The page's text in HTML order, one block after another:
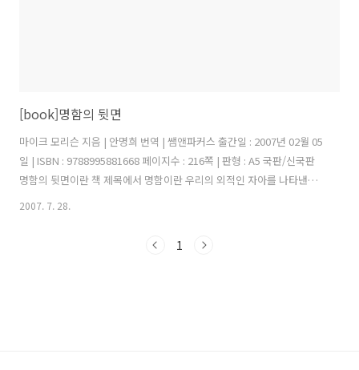
[book]명함의 뒷면
마이크 모리슨 지음 | 안명희 번역 | 쌤앤파커스 출간일 : 2007년 02월 05
일 | ISBN : 9788995881668 페이지수 : 216쪽 | 판형 : A5 국판/신국판
명함의 뒷면이란 책 제목에서 명함이란 우리의 외적인 자아를 나타낸다.
이것은 다른 사람들에게 보여지고 실제적으로 증명되는 서류와 같은 것
에서 인정받기 위해서 우리는 서류에 써 넣을 수 있는 것들을 추구하고
2007. 7. 28.
1